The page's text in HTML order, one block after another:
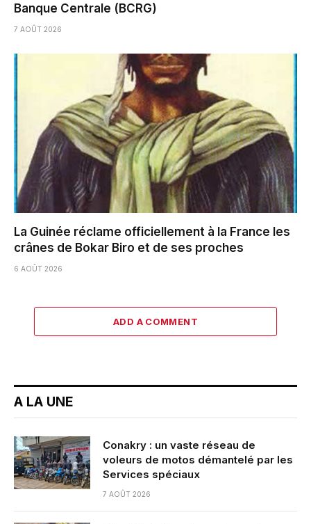
Banque Centrale (BCRG)
7 AOÛT 2026
La Guinée réclame officiellement à la France les
crânes de Bokar Biro et de ses proches
6 AOÛT 2026
ADD A COMMENT
A LA UNE
Conakry : un vaste réseau de
voleurs de motos démantelé par les
Services spéciaux
7 AOÛT 2026